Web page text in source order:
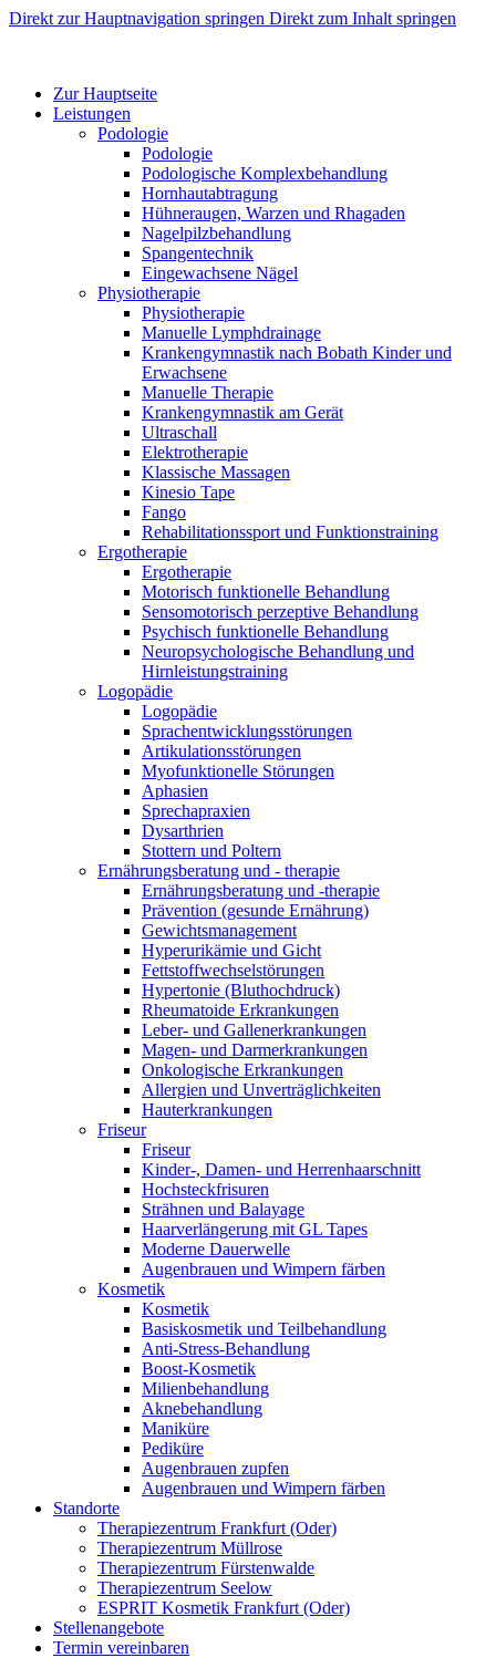
Direkt zur Hauptnavigation springen Direkt zum Inhalt springen
Zur Hauptseite
Leistungen
Podologie
Podologie
Podologische Komplexbehandlung
Hornhautabtragung
Hühneraugen, Warzen und Rhagaden
Nagelpilzbehandlung
Spangentechnik
Eingewachsene Nägel
Physiotherapie
Physiotherapie
Manuelle Lymphdrainage
Krankengymnastik nach Bobath Kinder und
Erwachsene
Manuelle Therapie
Krankengymnastik am Gerät
Ultraschall
Elektrotherapie
Klassische Massagen
Kinesio Tape
Fango
Rehabilitationssport und Funktionstraining
Ergotherapie
Ergotherapie
Motorisch funktionelle Behandlung
Sensomotorisch perzeptive Behandlung
Psychisch funktionelle Behandlung
Neuropsychologische Behandlung und
Hirnleistungstraining
Logopädie
Logopädie
Sprachentwicklungsstörungen
Artikulationsstörungen
Myofunktionelle Störungen
Aphasien
Sprechapraxien
Dysarthrien
Stottern und Poltern
Ernährungsberatung und - therapie
Ernährungsberatung und -therapie
Prävention (gesunde Ernährung)
Gewichtsmanagement
Hyperurikämie und Gicht
Fettstoffwechselstörungen
Hypertonie (Bluthochdruck)
Rheumatoide Erkrankungen
Leber- und Gallenerkrankungen
Magen- und Darmerkrankungen
Onkologische Erkrankungen
Allergien und Unverträglichkeiten
Hauterkrankungen
Friseur
Friseur
Kinder-, Damen- und Herrenhaarschnitt
Hochsteckfrisuren
Strähnen und Balayage
Haarverlängerung mit GL Tapes
Moderne Dauerwelle
Augenbrauen und Wimpern färben
Kosmetik
Kosmetik
Basiskosmetik und Teilbehandlung
Anti-Stress-Behandlung
Boost-Kosmetik
Milienbehandlung
Aknebehandlung
Maniküre
Pediküre
Augenbrauen zupfen
Augenbrauen und Wimpern färben
Standorte
Therapiezentrum Frankfurt (Oder)
Therapiezentrum Müllrose
Therapiezentrum Fürstenwalde
Therapiezentrum Seelow
ESPRIT Kosmetik Frankfurt (Oder)
Stellenangebote
Termin vereinbaren